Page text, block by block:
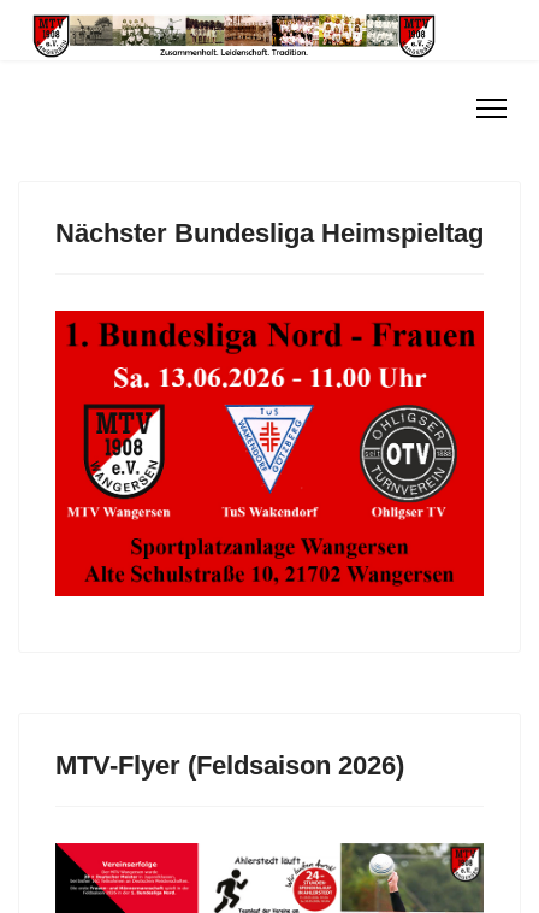
Nächster Bundesliga Heimspieltag
MTV-Flyer (Feldsaison 2026)